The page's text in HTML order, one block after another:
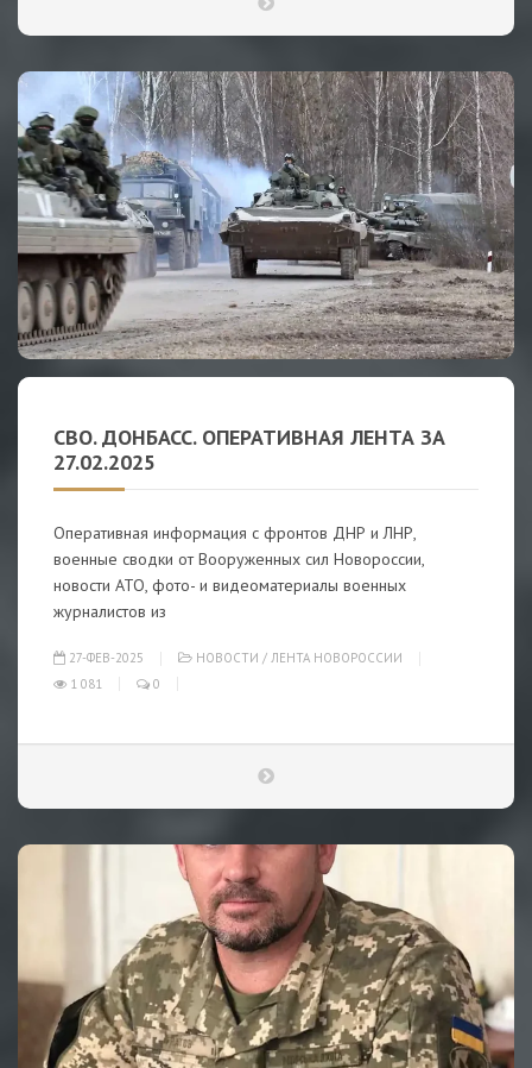
СВО. ДОНБАСС. ОПЕРАТИВНАЯ ЛЕНТА ЗА
27.02.2025
Оперативная информация с фронтов ДНР и ЛНР,
военные сводки от Вооруженных сил Новороссии,
новости АТО, фото- и видеоматериалы военных
журналистов из
27-ФЕВ-2025 НОВОСТИ / ЛЕНТА НОВОРОССИИ
1 081
0